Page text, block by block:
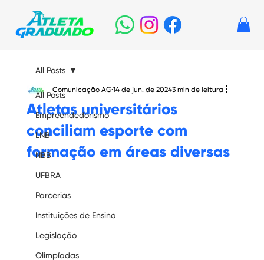
All Posts
Empreendedorismo
LNB
NBB
UFBRA
Parcerias
Instituições de Ensino
Legislação
Olimpíadas
All Posts
Atletas universitários
conciliam esporte com
formação em áreas diversas
Comunicação AG 14 de jun. de 20243 min de leitura